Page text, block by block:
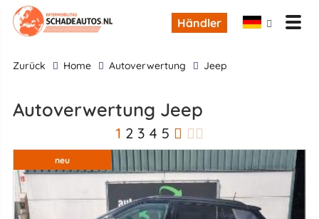
Händler
zurück Home Autoverwertung Jeep
Autoverwertung Jeep
1 2 3 4 5
neu